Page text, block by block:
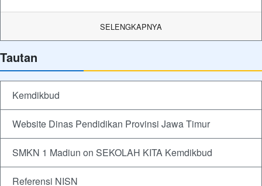
SELENGKAPNYA
Tautan
Kemdikbud
Website Dinas Pendidikan Provinsi Jawa Timur
SMKN 1 Madiun on SEKOLAH KITA Kemdikbud
Referensi NISN